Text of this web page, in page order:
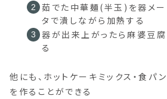
茹でた中華麺(半玉)を器メー
タで潰しながら加熱する
器が出来上がったら麻婆豆
る
他にも、ホットケーキミックス・食パ
を作ることができる